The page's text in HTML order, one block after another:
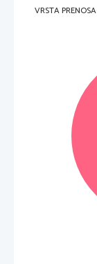
VRSTA PRENOSA